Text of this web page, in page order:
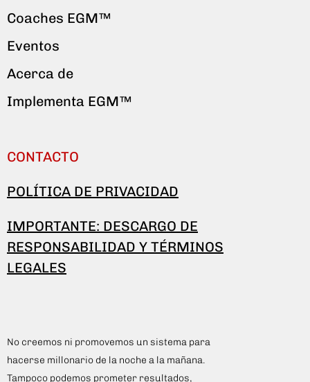
CONTACTO
POLÍTICA DE PRIVACIDAD
IMPORTANTE: DESCARGO DE
RESPONSABILIDAD Y TÉRMINOS
LEGALES
Coaches EGM™
Eventos
Acerca de
Implementa EGM™
No creemos ni promovemos un sistema para
hacerse millonario de la noche a la mañana.
Tampoco podemos prometer resultados,